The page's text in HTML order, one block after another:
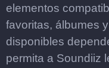
elementos
favoritas, álbumes
disponibles
permita a Soundiiz